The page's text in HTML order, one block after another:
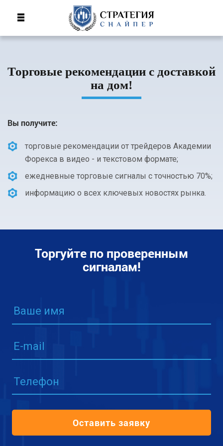
Торговые рекомендации с доставкой
на дом!
Вы получите:
торговые рекомендации от трейдеров Академии
Форекса в видео - и текстовом формате;
ежедневные торговые сигналы с точностью 70%;
информацию о всех ключевых новостях рынка.
Торгуйте по проверенным
сигналам!
Ваше имя
E-mail
Телефон
Оставить заявку